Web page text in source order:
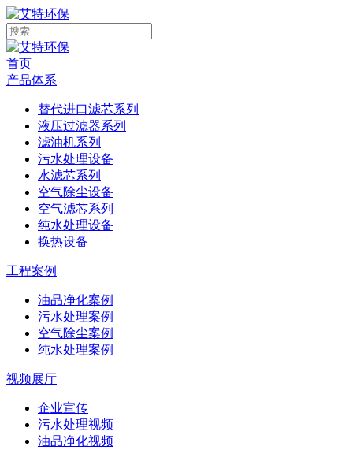
首页
产品体系
替代进口滤芯系列
液压过滤器系列
滤油机系列
污水处理设备
水滤芯系列
空气除尘设备
空气滤芯系列
纯水处理设备
换热设备
工程案例
油品净化案例
污水处理案例
空气除尘案例
纯水处理案例
视频展厅
企业宣传
污水处理视频
油品净化视频